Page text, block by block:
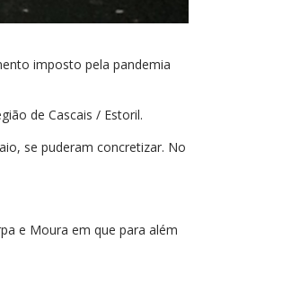
imposto pela pandemia
de Cascais / Estoril.
se puderam concretizar. No
e Moura em que para além